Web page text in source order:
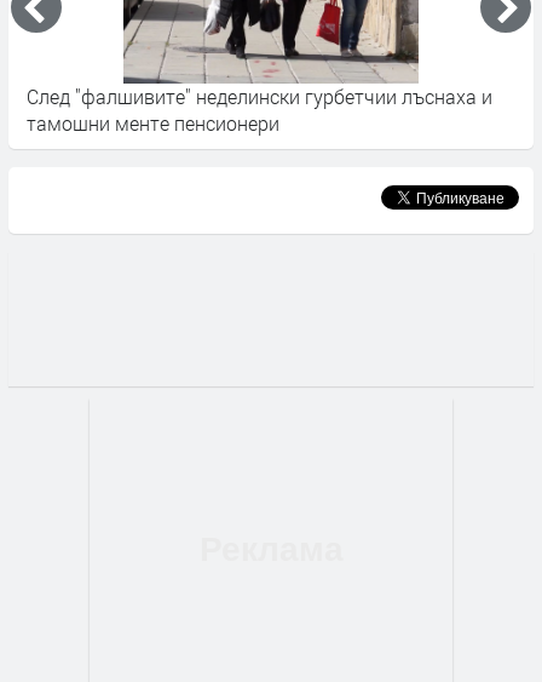
След "фалшивите" неделински гурбетчии лъснаха и
тамошни менте пенсионери